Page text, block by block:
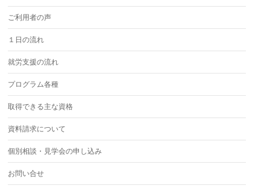
ご利用者の声
１日の流れ
就労支援の流れ
プログラム各種
取得できる主な資格
資料請求について
個別相談・見学会の申し込み
お問い合せ